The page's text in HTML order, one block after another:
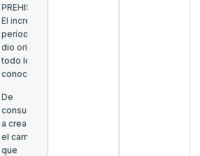
PREHISTORIA:
El increíble
período que
dio origen a
todo lo que
conocemos
De
consumidor
a creador:
el cambio
que